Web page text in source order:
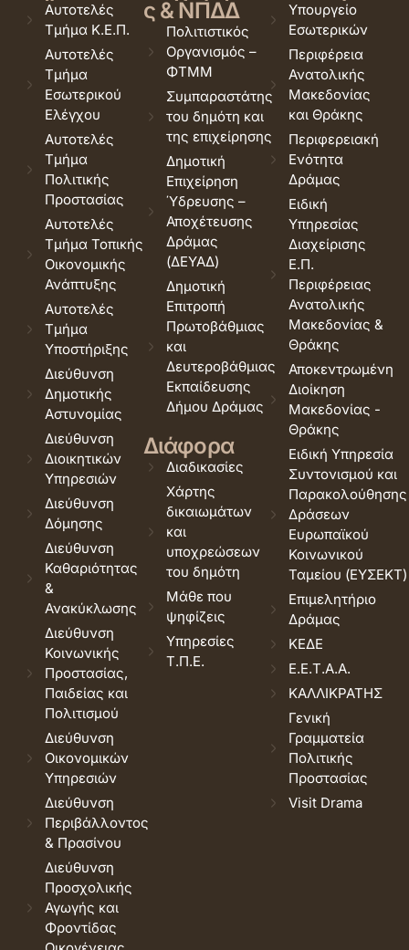
Αυτοτελές
Τμήμα Κ.Ε.Π.
Αυτοτελές
Τμήμα
Εσωτερικού
Ελέγχου
Αυτοτελές
Τμήμα
Πολιτικής
Προστασίας
Αυτοτελές
Τμήμα Τοπικής
Οικονομικής
Ανάπτυξης
Αυτοτελές
Τμήμα
Υποστήριξης
Διεύθυνση
Δημοτικής
Αστυνομίας
Διεύθυνση
Διοικητικών
Υπηρεσιών
Διεύθυνση
Δόμησης
Διεύθυνση
Καθαριότητας
&
Ανακύκλωσης
Διεύθυνση
Κοινωνικής
Προστασίας,
Παιδείας και
Πολιτισμού
Διεύθυνση
Οικονομικών
Υπηρεσιών
Διεύθυνση
Περιβάλλοντος
& Πρασίνου
Διεύθυνση
Προσχολικής
Αγωγής και
Φροντίδας
ς & ΝΠΔΔ
Πολιτιστικός
Οργανισμός –
ΦΤΜΜ
Συμπαραστάτης
του δημότη και
της επιχείρησης
Δημοτική
Επιχείρηση
Ύδρευσης –
Αποχέτευσης
Δράμας
(ΔΕΥΑΔ)
Δημοτική
Επιτροπή
Πρωτοβάθμιας
και
Δευτεροβάθμιας
Εκπαίδευσης
Δήμου Δράμας
Διάφορα
Διαδικασίες
Χάρτης
δικαιωμάτων
και
υποχρεώσεων
του δημότη
Μάθε που
ψηφίζεις
Υπηρεσίες
Τ.Π.Ε.
Υπουργείο
Εσωτερικών
Περιφέρεια
Ανατολικής
Μακεδονίας
και Θράκης
Περιφερειακή
Ενότητα
Δράμας
Ειδική
Υπηρεσίας
Διαχείρισης
Ε.Π.
Περιφέρειας
Ανατολικής
Μακεδονίας &
Θράκης
Αποκεντρωμένη
Διοίκηση
Μακεδονίας -
Θράκης
Ειδική Υπηρεσία
Συντονισμού και
Παρακολούθησης
Δράσεων
Ευρωπαϊκού
Κοινωνικού
Ταμείου (ΕΥΣΕΚΤ)
Επιμελητήριο
Δράμας
ΚΕΔΕ
Ε.Ε.Τ.Α.Α.
ΚΑΛΛΙΚΡΑΤΗΣ
Γενική
Γραμματεία
Πολιτικής
Προστασίας
Visit Drama